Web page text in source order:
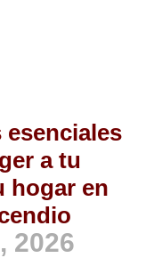
esenciales
a tu
hogar en
2026